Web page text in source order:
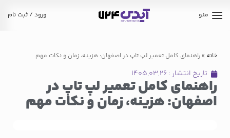
منو ورود / ثبت نام
خانه » راهنمای کامل تعمیر لپ تاپ در اصفهان: هزینه، زمان و نکات مهم
تاریخ انتشار : ۱۴۰۵,۰۳,۲۶
راهنمای کامل تعمیر لپ تاپ در
اصفهان: هزینه، زمان و نکات مهم